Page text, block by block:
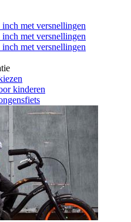
inch met versnellingen
inch met versnellingen
inch met versnellingen
kinderen